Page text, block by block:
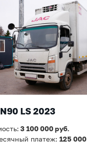
3 100000 руб.
платеж: 125 000
LS 2023